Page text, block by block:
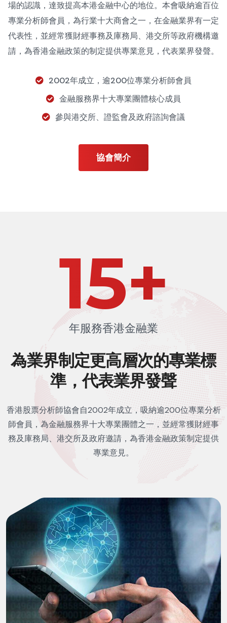
場的認識，達致提高本港金融中心的地位。本會吸納逾百位
專業分析師會員，為行業十大商會之一，在金融業界有一定
代表性，並經常獲財經事務及庫務局、港交所等政府機構邀
請，為香港金融政策的制定提供專業意見，代表業界發聲。
2002年成立，逾200位專業分析師會員
金融服務界十大專業團體核心成員
參與港交所、證監會及政府諮詢會議
協會簡介
24+
年服務香港金融業
為業界制定更高層次的專業標
準，代表業界發聲
香港股票分析師協會自2002年成立，吸納逾200位專業分析
師會員，為金融服務界十大專業團體之一，並經常獲財經事
務及庫務局、港交所及政府邀請，為香港金融政策制定提供
專業意見。